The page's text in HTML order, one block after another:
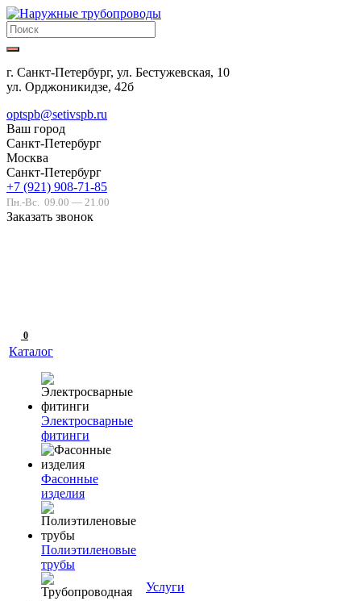
г. Санкт-Петербург, ул. Бестужевская, 10
ул. Орджоникидзе, 42б
optspb@setivspb.ru
Ваш город
Санкт-Петербург
Москва
Санкт-Петербург
+7 (921) 908-71-85
Пн.-Вс. 09.00 — 21.00
Заказать звонок
0
Каталог
Электросварные
фитинги
Фасонные
изделия
Полиэтиленовые
трубы
Услуги